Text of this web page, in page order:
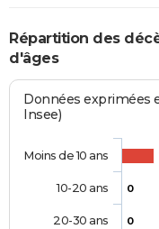
Répartition des
d'âges
Données exprimées
Insee)
0
0
Moins de 10 ans
10-20 ans
20-30 ans